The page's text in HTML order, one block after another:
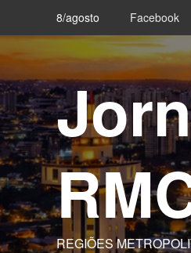
content
8/agosto Facebook
REGIÕES